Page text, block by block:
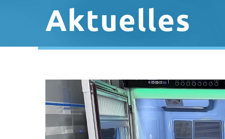
Aktuelles